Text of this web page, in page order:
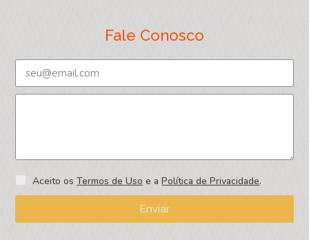
Fale Conosco
Aceito osTermos de Uso e aPolítica de Privacidade.
Enviar